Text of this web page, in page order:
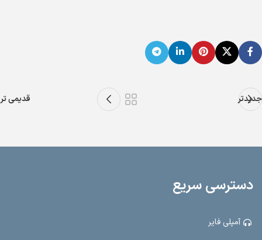
جدیدتر قدیمی تر
دسترسی سریع
آمپلی فایر